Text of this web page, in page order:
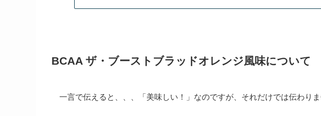
BCAA ザ・ブーストブラッドオレンジ風味について
一言で伝えると、、、「美味しい！」なのですが、それだけでは伝わりま